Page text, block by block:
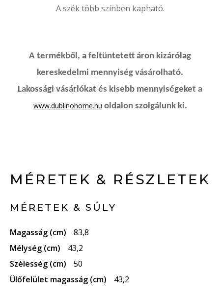
A szék több színben kapható.
A termékből, a feltüntetett áron kizárólag
kereskedelmi mennyiség vásárolható.
Lakossági vásárlókat és kisebb mennyiségeket a
www.dublinohome.hu oldalon szolgálunk ki.
MÉRETEK & RÉSZLETEK
MÉRETEK & SÚLY
Magasság (cm)
83,8
Mélység (cm)
43,2
Szélesség (cm)
50
Ülőfelület magasság (cm)
43,2